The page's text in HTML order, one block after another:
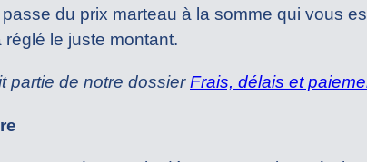
du prix marteau à la somme qui vous
réglé le juste montant.
partie de notre dossierFrais, délais et